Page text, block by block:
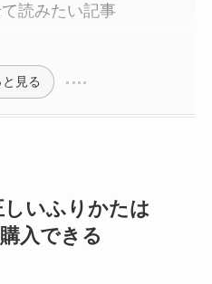
読みたい記事
と見る
いふりかたは
入できる